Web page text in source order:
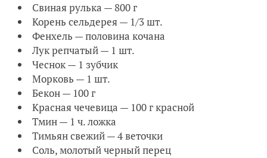
Свиная рулька — 800 г
Корень сельдерея — 1/3 шт.
Фенхель — половина кочана
Лук репчатый — 1 шт.
Чеснок — 1 зубчик
Морковь — 1 шт.
Бекон — 100 г
Красная чечевица — 100 г красной
Тмин — 1 ч. ложка
Тимьян свежий — 4 веточки
Соль, молотый черный перец